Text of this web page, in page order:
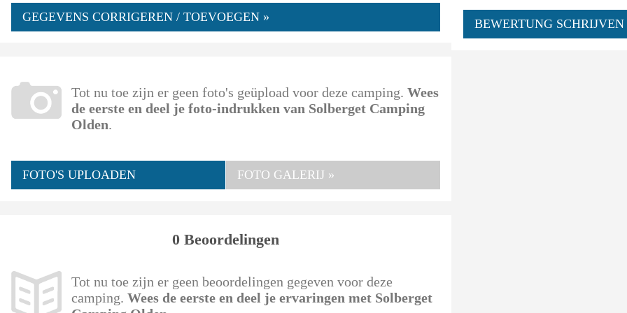
GEGEVENS CORRIGEREN / TOEVOEGEN »
Tot nu toe zijn er geen foto's geüpload voor deze camping.Wees
de eerste en deel je foto-indrukken van Solberget Camping
Olden.
FOTO'S UPLOADEN FOTO GALERIJ »
0 Beoordelingen
Tot nu toe zijn er geen beoordelingen gegeven voor deze
camping.Wees de eerste en deel je ervaringen met Solberget
BEWERTUNG SCHRIJVEN